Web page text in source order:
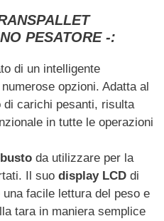
PESATORE -:
di un intelligente
opzioni. Adatta al
carichi pesanti, risulta
in tutte le operazioni
da utilizzare per la
Il suo display LCD di
facile lettura del peso e
tara in maniera semplice